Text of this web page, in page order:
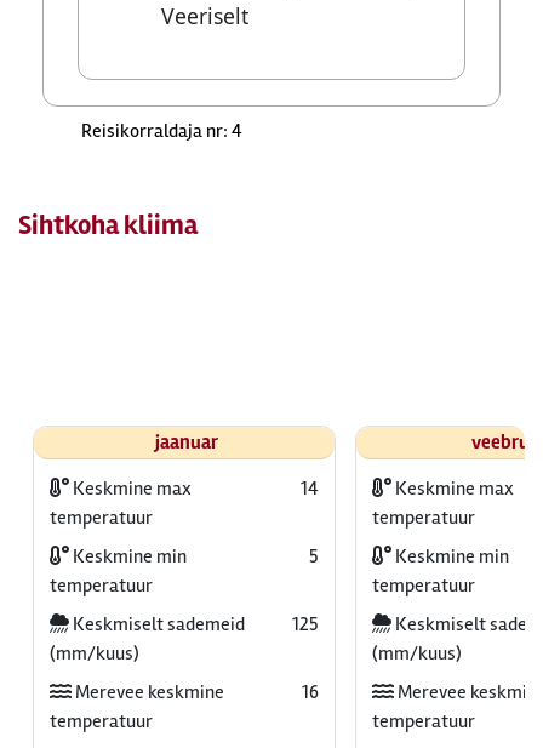
Veeriselt
Reisikorraldaja nr: 4
Sihtkoha kliima
jaanuar
Keskmine max
temperatuur
14
Keskmine min
temperatuur
5
Keskmiselt sademeid
(mm/kuus)
125
Merevee keskmine
temperatuur
16
Keskmine max
temperatuur
Keskmine min
temperatuur
Keskmiselt
(mm/kuus)
Merevee
temperatuur